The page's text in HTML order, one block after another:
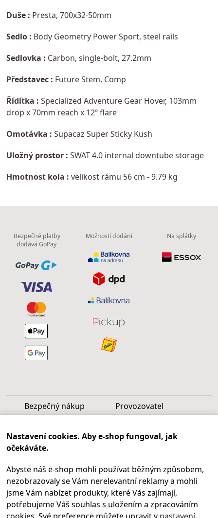
Duše : Presta, 700x32-50mm
Sedlo : Body Geometry Power Sport, steel rails
Sedlovka : Carbon, single-bolt, 27.2mm
Představec : Future Stem, Comp
Řídítka : Specialized Adventure Gear Hover, 103mm
drop x 70mm reach x 12º flare
Omotávka : Supacaz Super Sticky Kush
Uložný prostor : SWAT 4.0 internal downtube storage
Hmotnost kola : velikost rámu 56 cm - 9.79 kg
Bezpečné platby
dodává GoPay
Možnosti dodání Na splátky
Bezpečný nákup Provozovatel
Infolinka
Po - Pá 9.00 - 17.00
+420469 621 252
Kontakty
Nastavení cookies. Aby e-shop fungoval, jak
očekáváte.
Abyste náš e-shop mohli používat běžným způsobem,
nezobrazovaly se Vám nerelevantní reklamy a mohli
jsme Vám nabízet produkty, které Vás zajímají,
potřebujeme Váš souhlas s uložením a zpracováním